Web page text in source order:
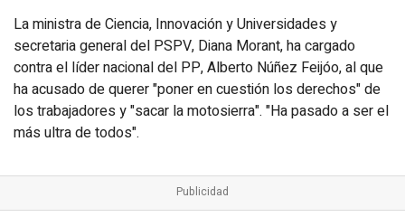
La ministra de Ciencia, Innovación y Universidades y
secretaria general del PSPV, Diana Morant, ha cargado
contra el líder nacional del PP, Alberto Núñez Feijóo, al que
ha acusado de querer "poner en cuestión los derechos" de
los trabajadores y "sacar la motosierra". "Ha pasado a ser el
más ultra de todos".